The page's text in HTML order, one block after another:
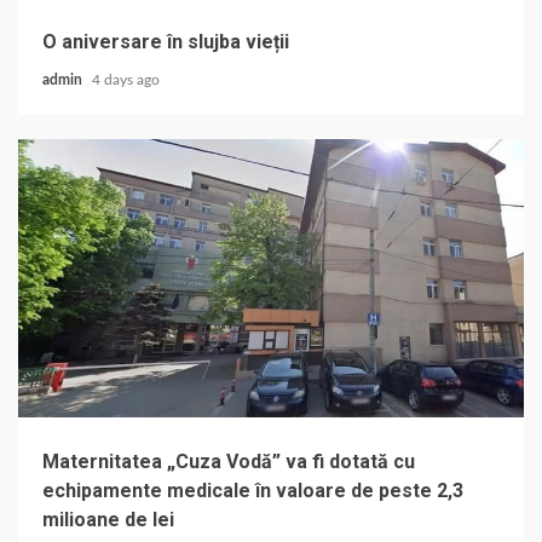
O aniversare în slujba vieții
admin 4 days ago
Maternitatea „Cuza Vodă” va fi dotată cu
echipamente medicale în valoare de peste 2,3
milioane de lei